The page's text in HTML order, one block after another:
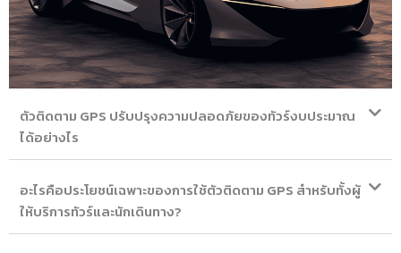
ตัวติดตาม GPS ปรับปรุงความปลอดภัยของทัวร์งบประมาณ
ได้อย่างไร
อะไรคือประโยชน์เฉพาะของการใช้ตัวติดตาม GPS สำหรับทั้งผู้
ให้บริการทัวร์และนักเดินทาง?